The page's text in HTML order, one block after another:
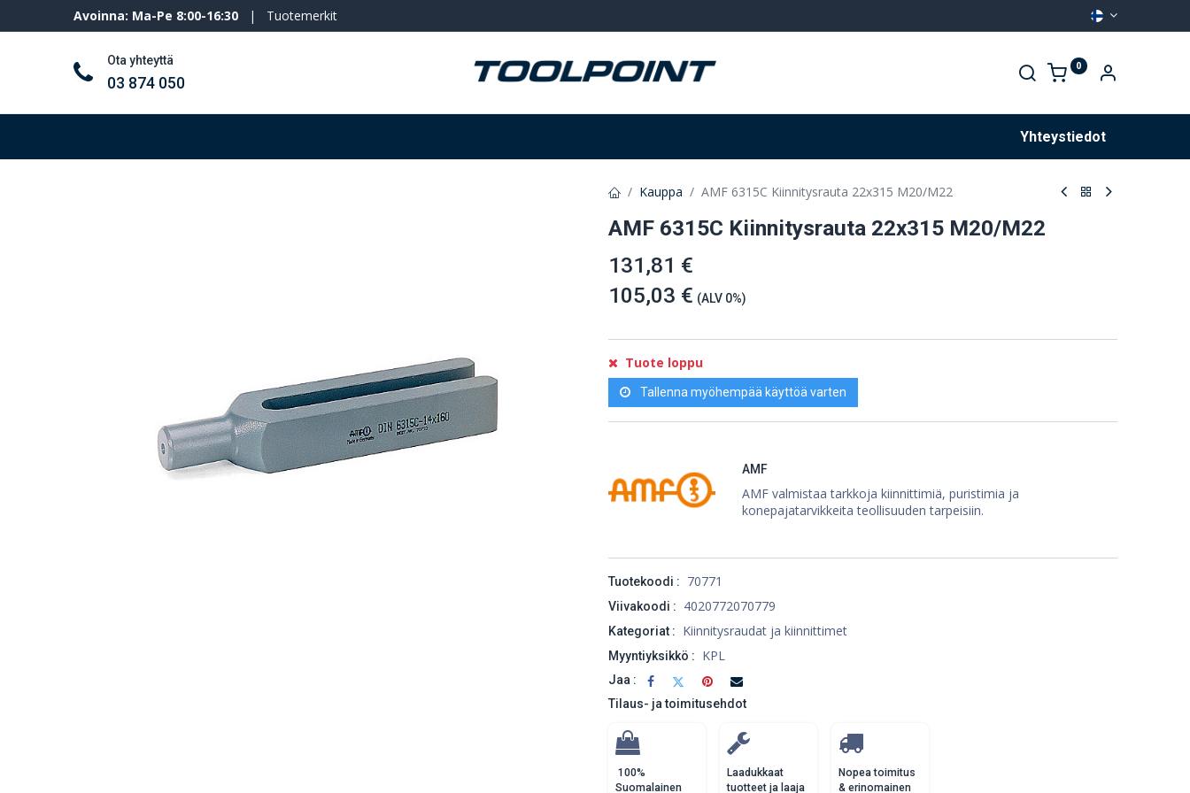
Avoinna: Ma-Pe 8:00-16:30 | Tuotemerkit
Ota yhteyttä
03 874 050
0
Yhteystiedot
Kauppa AMF 6315C Kiinnitysrauta 22x315 M20/M22
AMF 6315C Kiinnitysrauta 22x315 M20/M22
131,81 €
105,03 € (ALV 0%)
Tuote loppu
Tallenna myöhempää käyttöä varten
AMF
AMF valmistaa tarkkoja kiinnittimiä, puristimia ja
konepajatarvikkeita teollisuuden tarpeisiin.
Tuotekoodi : 70771
Viivakoodi : 4020772070779
Kategoriat : Kiinnitysraudat ja kiinnittimet
Myyntiyksikkö : KPL
Jaa :
Tilaus- ja toimitusehdot
100%
Suomalainen
Laadukkaat
tuotteet ja laaja
Nopea toimitus
& erinomainen